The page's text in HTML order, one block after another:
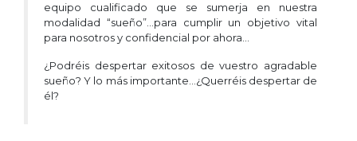
equipo cualificado que se sumerja en nuestra
modalidad “sueño”…para cumplir un objetivo vital
para nosotros y confidencial por ahora…
¿Podréis despertar exitosos de vuestro agradable
sueño? Y lo más importante…¿Querréis despertar de
él?